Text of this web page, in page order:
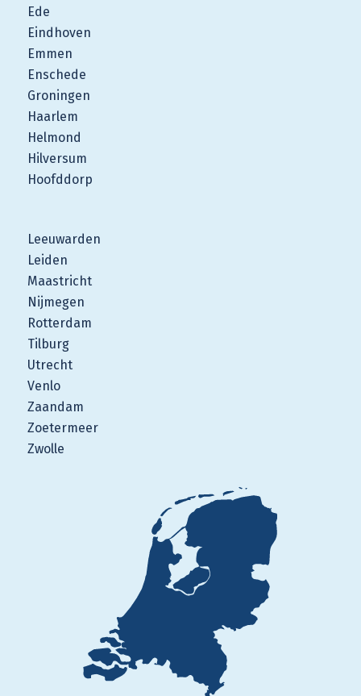
Ede
Eindhoven
Emmen
Enschede
Groningen
Haarlem
Helmond
Hilversum
Hoofddorp
Leeuwarden
Leiden
Maastricht
Nijmegen
Rotterdam
Tilburg
Utrecht
Venlo
Zaandam
Zoetermeer
Zwolle